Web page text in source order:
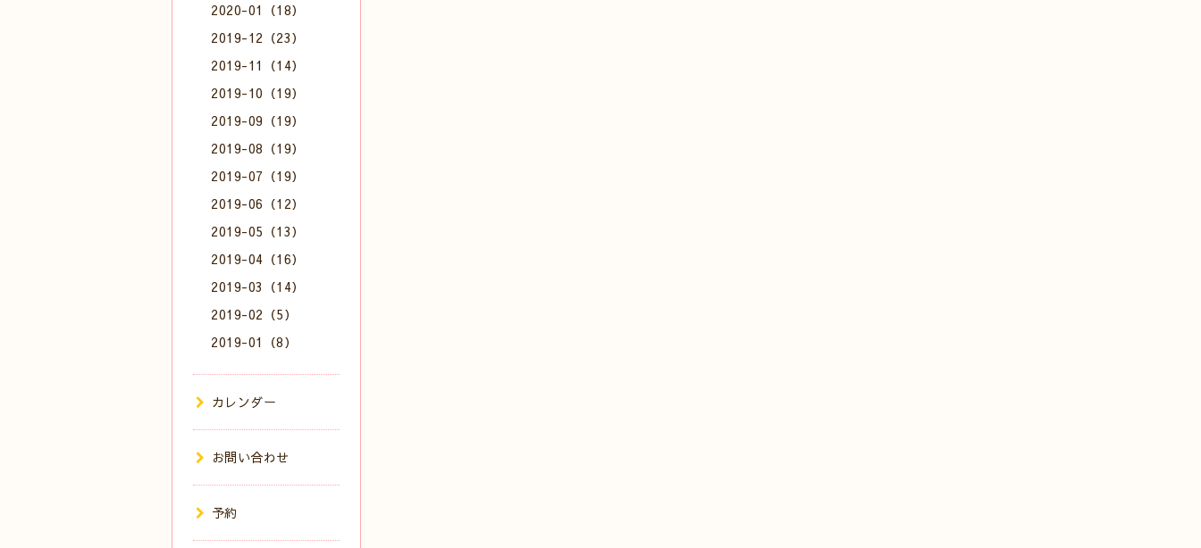
2020-01（18）
2019-12（23）
2019-11（14）
2019-10（19）
2019-09（19）
2019-08（19）
2019-07（19）
2019-06（12）
2019-05（13）
2019-04（16）
2019-03（14）
2019-02（5）
2019-01（8）
カレンダー
お問い合わせ
予約